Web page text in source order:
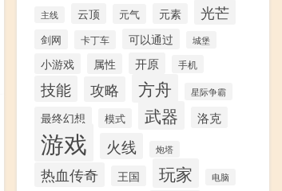
主线 云顶 元气 元素 光芒
剑网 卡丁车 可以通过 城堡
小游戏 属性 开原 手机
技能 攻略 方舟 星际争霸
最终幻想 模式 武器 洛克
游戏 火线 炮塔
热血传奇 王国 玩家 电脑